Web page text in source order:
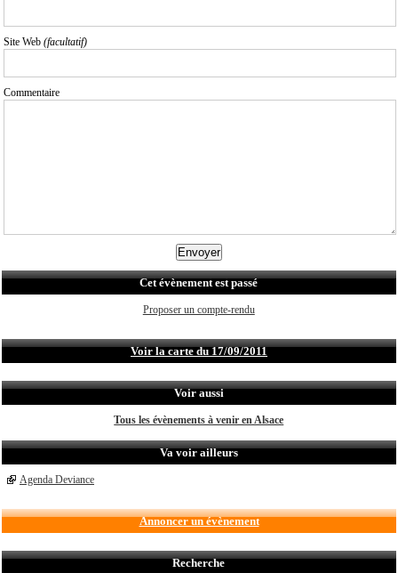
Site Web (facultatif)
Commentaire
Cet évènement est passé
Proposer un compte-rendu
Voir la carte du 17/09/2011
Voir aussi
Tous les évènements à venir en Alsace
Va voir ailleurs
Agenda Deviance
Annoncer un évènement
Recherche